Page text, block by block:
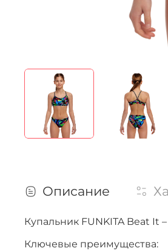
Описание
Купальник FUNKITA Beat It
Ключевые преимущества: